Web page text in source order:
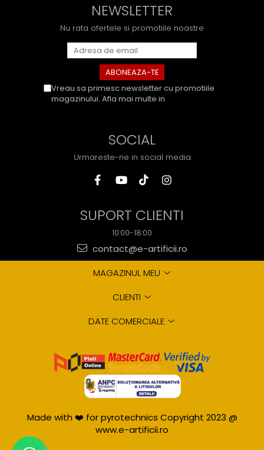
NEWSLETTER
Nu rata ofertele si promotiile noastre
Vreau sa primesc newsletter cu promotiile
magazinului. Afla mai multe in
SOCIAL
Urmareste-ne in social media
SUPORT CLIENTI
10:00-18:00
contact@e-artificii.ro
MAGAZINUL MEU
CLIENTI
DATE COMERCIALE
Made with ❤️ for pyrotechnics Copyright 2023 @
www.e-artificii.ro